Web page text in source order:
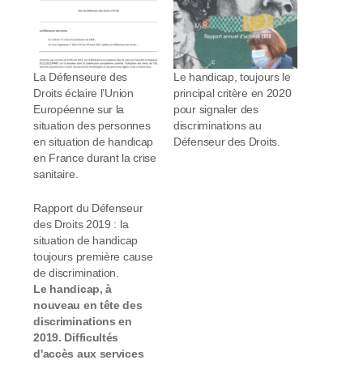
La Défenseure des
Droits éclaire l’Union
Européenne sur la
situation des personnes
en situation de handicap
en France durant la crise
sanitaire.
Le handicap, toujours le
principal critère en 2020
pour signaler des
discriminations au
Défenseur des Droits.
Rapport du Défenseur
des Droits 2019 : la
situation de handicap
toujours première cause
de discrimination.
Le handicap, à
nouveau en tête des
discriminations en
2019. Difficultés
d'accès aux services